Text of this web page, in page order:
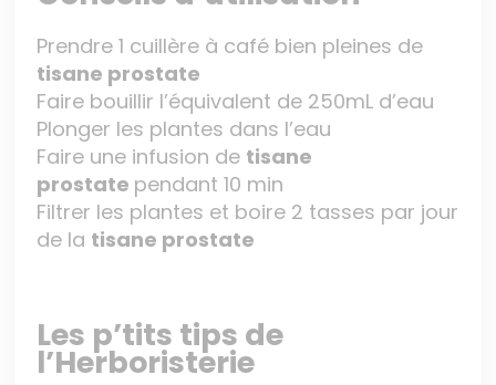
Prendre 1 cuillère à café bien pleines de
tisane prostate
Faire bouillir l’équivalent de 250mL d’eau
Plonger les plantes dans l’eau
Faire une infusion de tisane
prostate pendant 10 min
Filtrer les plantes et boire 2 tasses par jour
de la tisane prostate
Les p’tits tips de
l’Herboristerie